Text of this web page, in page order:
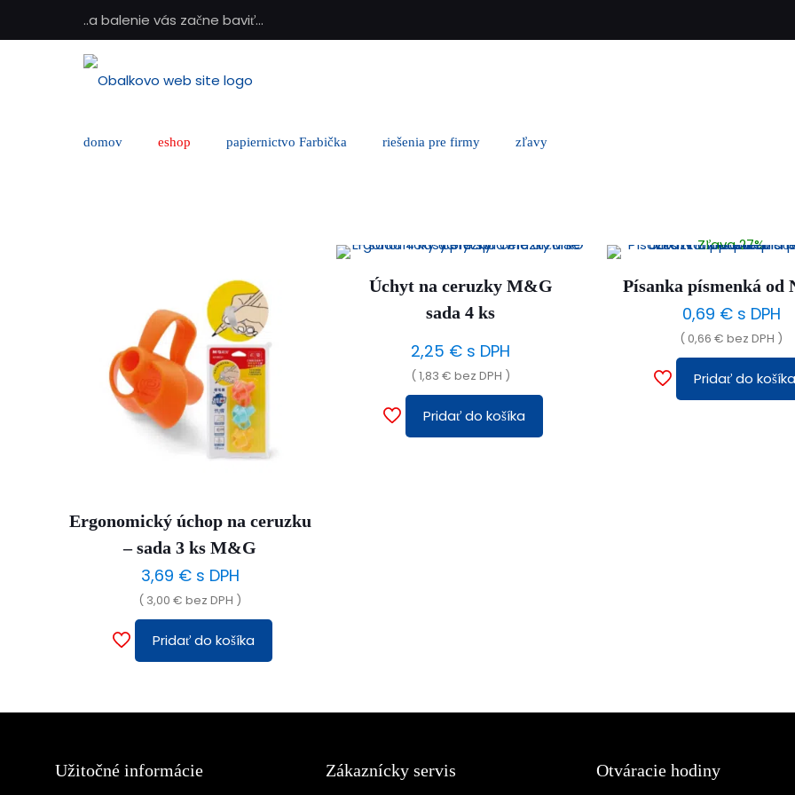
..a balenie vás začne baviť...
domov eshop papiernictvo Farbička riešenia pre firmy zľavy
Ergonomický úchop na ceruzku
– sada 3 ks M&G
3,69 €s DPH
( 3,00€ bez DPH )
Pridať do košíka
Úchyt na ceruzky M&G
sada 4 ks
2,25 € s DPH
(1,83€ bez DPH )
Pridať do košíka
Zľava 27%
Písanka písmenká od
0,69 €s DPH
( 0,66€ bez DPH )
Pridať do košíka
Užitočné informácie Zákaznícky servis Otváracie hodiny